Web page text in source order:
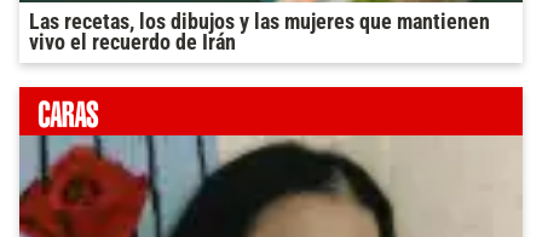
Las recetas, los dibujos y las mujeres que mantienen
vivo el recuerdo de Irán